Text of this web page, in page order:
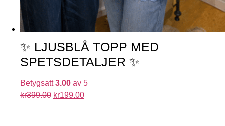
✨ LJUSBLÅ TOPP MED
SPETSDETALJER ✨
Betygsatt3.00 av 5
kr399.00 kr199.00